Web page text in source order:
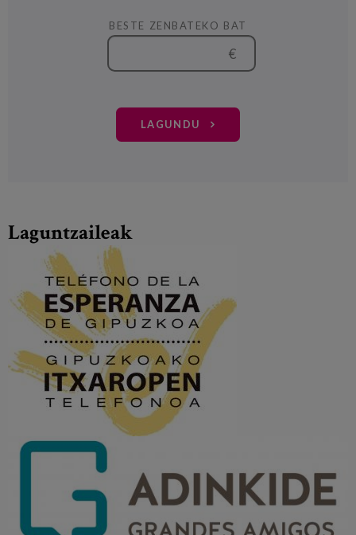
BESTE ZENBATEKO BAT
€
LAGUNDU
Laguntzaileak